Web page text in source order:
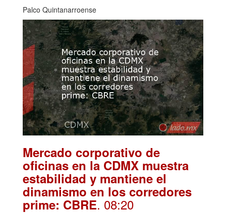
Palco Quintanarroense
Mercado corporativo de
oficinas en la CDMX muestra
estabilidad y mantiene el
dinamismo en los corredores
prime: CBRE. 08:20